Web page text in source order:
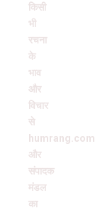
किसी
भी
रचना
के
भाव
और
विचार
से
humrang.com
और
संपादक
मंडल
का